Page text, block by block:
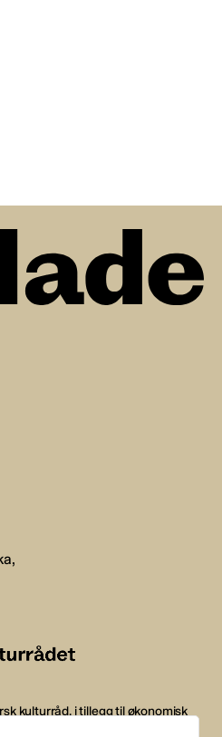
kulturråd, i tillegg til økonomisk
og